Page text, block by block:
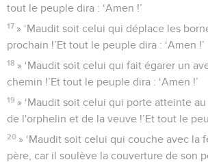
tout le peuple dira : ‘Amen !’
17 » ‘Maudit soit celui qui déplace les
prochain !’Et tout le peuple dira : ‘Amen !’
18 » ‘Maudit soit celui qui fait égarer un
chemin !’Et tout le peuple dira : ‘Amen !’
19 » ‘Maudit soit celui qui porte atteinte
de l'orphelin et de la veuve !’Et tout le
20 » ‘Maudit soit celui qui couche avec la
père, car il soulève la couverture de son